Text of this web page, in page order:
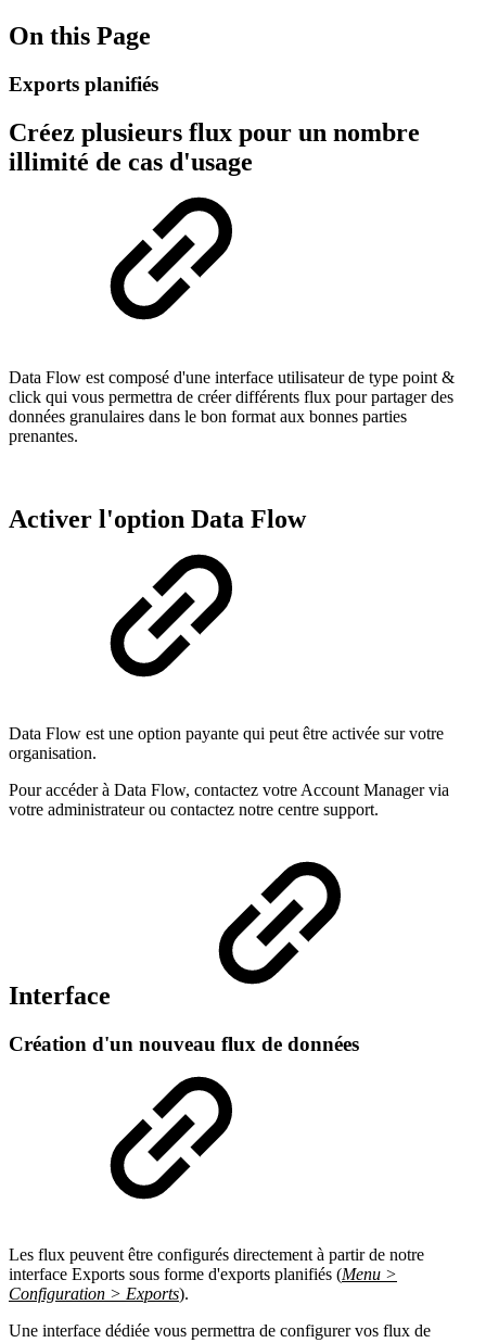
On this Page
Exports planifiés
Créez plusieurs flux pour un nombre
illimité de cas d'usage
Data Flow est composé d'une interface utilisateur de type point &
click qui vous permettra de créer différents flux pour partager des
données granulaires dans le bon format aux bonnes parties
prenantes.
Activer l'option Data Flow
Data Flow est une option payante qui peut être activée sur votre
organisation.
Pour accéder à Data Flow, contactez votre Account Manager via
votre administrateur ou contactez notre centre support.
Interface
Création d'un nouveau flux de données
Les flux peuvent être configurés directement à partir de notre
interface Exports sous forme d'exports planifiés (Menu >
Configuration > Exports).
Une interface dédiée vous permettra de configurer vos flux de